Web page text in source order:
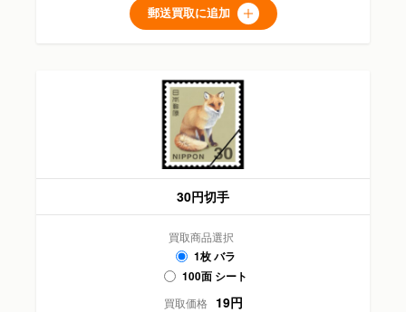
郵送買取に追加
30円切手
買取商品選択
1枚 バラ
100面 シート
買取価格
19円